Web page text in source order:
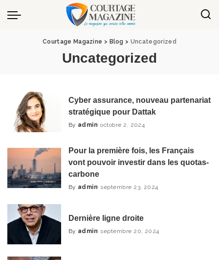
Panneau de gestion des cookies
Courtage Magazine > Blog > Uncategorized
Uncategorized
Cyber assurance, nouveau partenariat
stratégique pour Dattak
Posted
By admin octobre 2, 2024
Pour la première fois, les Français
vont pouvoir investir dans les quotas-
carbone
Posted
By admin septembre 23, 2024
Dernière ligne droite
Posted
By admin septembre 20, 2024